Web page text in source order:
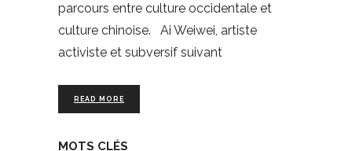
parcours entre culture occidentale et
culture chinoise. Ai Weiwei, artiste
activiste et subversif suivant
READ MORE
MOTS CLÉS